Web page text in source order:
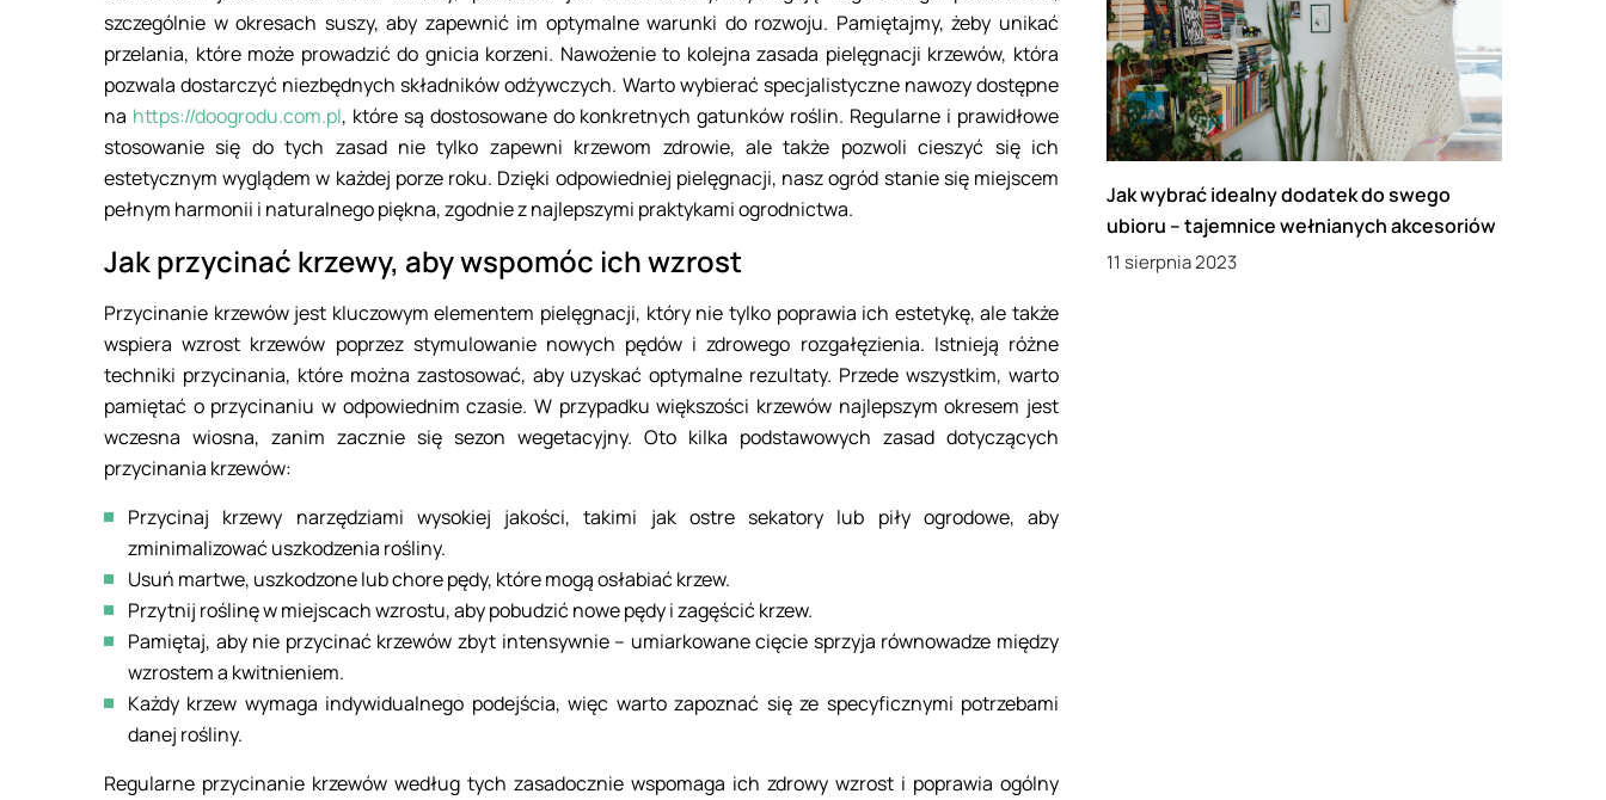
szczególnie w okresach suszy, aby zapewnić im optymalne warunki do rozwoju. Pamiętajmy, żeby unikać
przelania, które może prowadzić do gnicia korzeni. Nawożenie to kolejna zasada pielęgnacji krzewów, która
pozwala dostarczyć niezbędnych składników odżywczych. Warto wybierać specjalistyczne nawozy dostępne
na https://doogrodu.com.pl, które są dostosowane do konkretnych gatunków roślin. Regularne i prawidłowe
stosowanie się do tych zasad nie tylko zapewni krzewom zdrowie, ale także pozwoli cieszyć się ich
estetycznym wyglądem w każdej porze roku. Dzięki odpowiedniej pielęgnacji, nasz ogród stanie się miejscem
pełnym harmonii i naturalnego piękna, zgodnie z najlepszymi praktykami ogrodnictwa.
Jak przycinać krzewy, aby wspomóc ich wzrost
Przycinanie krzewów jest kluczowym elementem pielęgnacji, który nie tylko poprawia ich estetykę, ale także
wspiera wzrost krzewów poprzez stymulowanie nowych pędów i zdrowego rozgałęzienia. Istnieją różne
techniki przycinania, które można zastosować, aby uzyskać optymalne rezultaty. Przede wszystkim, warto
pamiętać o przycinaniu w odpowiednim czasie. W przypadku większości krzewów najlepszym okresem jest
wczesna wiosna, zanim zacznie się sezon wegetacyjny. Oto kilka podstawowych zasad dotyczących
przycinania krzewów:
Przycinaj krzewy narzędziami wysokiej jakości, takimi jak ostre sekatory lub piły ogrodowe, aby
zminimalizować uszkodzenia rośliny.
Usuń martwe, uszkodzone lub chore pędy, które mogą osłabiać krzew.
Przytnij roślinę w miejscach wzrostu, aby pobudzić nowe pędy i zagęścić krzew.
Pamiętaj, aby nie przycinać krzewów zbyt intensywnie – umiarkowane cięcie sprzyja równowadze między
wzrostem a kwitnieniem.
Każdy krzew wymaga indywidualnego podejścia, więc warto zapoznać się ze specyficznymi potrzebami
danej rośliny.
Regularne przycinanie krzewów według tych zasadocznie wspomaga ich zdrowy wzrost i poprawia ogólny
Jak wybrać idealny dodatek do swego
ubioru – tajemnice wełnianych akcesoriów
11 sierpnia 2023